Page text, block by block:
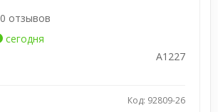
0 отзывов
сегодня
A1227
Код: 92809-26